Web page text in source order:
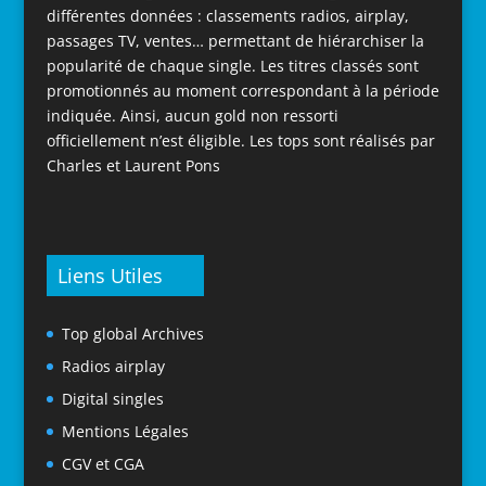
différentes données : classements radios, airplay,
passages TV, ventes… permettant de hiérarchiser la
popularité de chaque single. Les titres classés sont
promotionnés au moment correspondant à la période
indiquée. Ainsi, aucun gold non ressorti
officiellement n’est éligible. Les tops sont réalisés par
Charles et Laurent Pons
Liens Utiles
Top global Archives
Radios airplay
Digital singles
Mentions Légales
CGV et CGA